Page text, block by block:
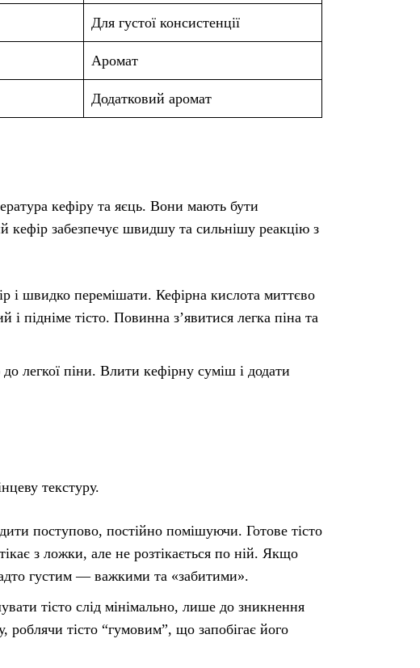
Для густої консистенції
Аромат
Додатковий аромат
кефіру та яєць. Вони мають бути
кефір забезпечує швидшу та сильнішу реакцію з
і швидко перемішати. Кефірна кислота миттєво
підніме тісто. Повинна з’явитися легка піна та
легкої піни. Влити кефірну суміш і додати
текстуру.
поступово, постійно помішуючи. Готове тісто
з ложки, але не розтікається по ній. Якщо
густим — важкими та «забитими».
тісто слід мінімально, лише до зникнення
тісто “гумовим”, що запобігає його